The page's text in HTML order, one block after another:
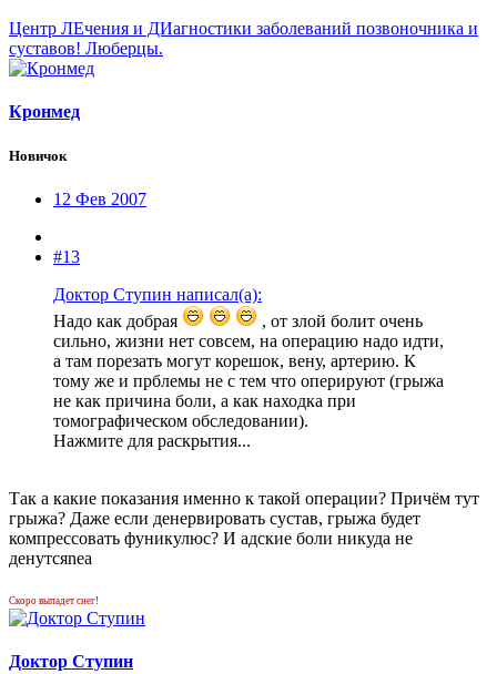
Центр ЛЕчения и ДИагностики заболеваний позвоночника и
суставов! Люберцы.
Кронмед
Новичок
12 Фев 2007
#13
Доктор Ступин написал(а):
Надо как добрая
, от злой болит очень
сильно, жизни нет совсем, на операцию надо идти,
а там порезать могут корешок, вену, артерию. К
тому же и прблемы не с тем что оперируют (грыжа
не как причина боли, а как находка при
томографическом обследовании).
Нажмите для раскрытия...
Так а какие показания именно к такой операции? Причём тут
грыжа? Даже если денервировать сустав, грыжа будет
компрессовать фуникулюс? И адские боли никуда не
денутсяnea
Скоро выпадет снег!
Доктор Ступин